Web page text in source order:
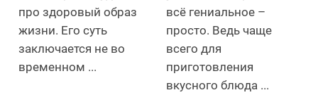
про здоровый образ
жизни. Его суть
заключается не во
временном ...
всё гениальное –
просто. Ведь чаще
всего для
приготовления
вкусного блюда ...